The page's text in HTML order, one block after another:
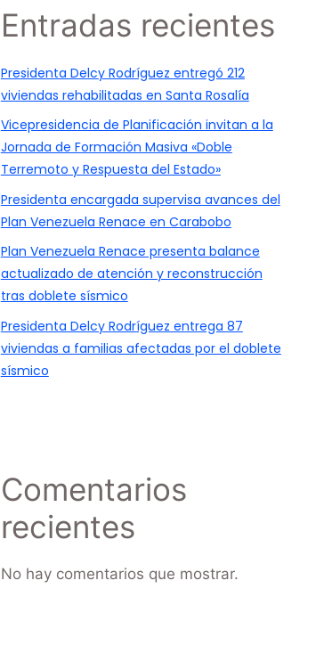
Entradas recientes
Presidenta Delcy Rodríguez entregó 212
viviendas rehabilitadas en Santa Rosalía
Vicepresidencia de Planificación invitan a la
Jornada de Formación Masiva «Doble
Terremoto y Respuesta del Estado»
Presidenta encargada supervisa avances del
Plan Venezuela Renace en Carabobo
Plan Venezuela Renace presenta balance
actualizado de atención y reconstrucción
tras doblete sísmico
Presidenta Delcy Rodríguez entrega 87
viviendas a familias afectadas por el doblete
sísmico
Comentarios
recientes
No hay comentarios que mostrar.